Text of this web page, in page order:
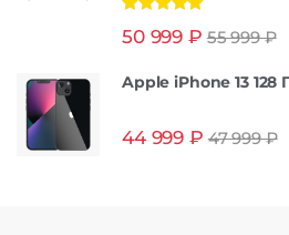
из 5
50 999 ₽ 55 999₽
Apple iPhone 13 128
44 999 ₽ 47 999₽